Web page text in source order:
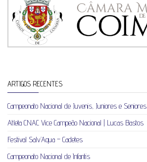
ARTIGOS RECENTES
Campeonato Nacional de Juvenis, Juniores e Seniores
Atleta CNAC Vice Campeão Nacional | Lucas Bastos
Festival Salv’Aqua – Cadetes
Campeonato Nacional de Infantis